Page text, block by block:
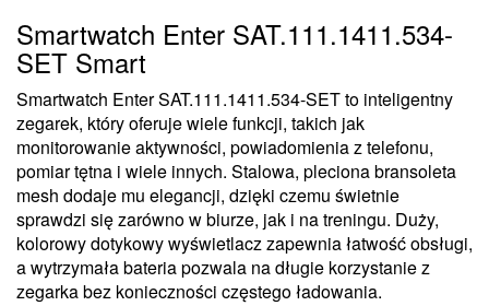
Smartwatch Enter SAT.111.1411.534-
SET Smart
Smartwatch Enter SAT.111.1411.534-SET to inteligentny
zegarek, który oferuje wiele funkcji, takich jak
monitorowanie aktywności, powiadomienia z telefonu,
pomiar tętna i wiele innych. Stalowa, pleciona bransoleta
mesh dodaje mu elegancji, dzięki czemu świetnie
sprawdzi się zarówno w biurze, jak i na treningu. Duży,
kolorowy dotykowy wyświetlacz zapewnia łatwość obsługi,
a wytrzymała bateria pozwala na długie korzystanie z
zegarka bez konieczności częstego ładowania.